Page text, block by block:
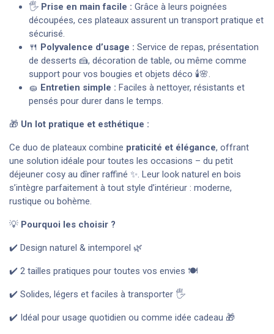
🖐️ Prise en main facile : Grâce à leurs poignées
découpées, ces plateaux assurent un transport pratique et
sécurisé.
🍴 Polyvalence d’usage : Service de repas, présentation
de desserts 🍰, décoration de table, ou même comme
support pour vos bougies et objets déco 🕯️🌸.
🧽 Entretien simple : Faciles à nettoyer, résistants et
pensés pour durer dans le temps.
🎁 Un lot pratique et esthétique :
Ce duo de plateaux combine praticité et élégance, offrant
une solution idéale pour toutes les occasions – du petit
déjeuner cosy au dîner raffiné ✨. Leur look naturel en bois
s’intègre parfaitement à tout style d’intérieur : moderne,
rustique ou bohème.
💡 Pourquoi les choisir ?
✔️ Design naturel & intemporel 🌿
✔️ 2 tailles pratiques pour toutes vos envies 🍽️
✔️ Solides, légers et faciles à transporter 🖐️
✔️ Idéal pour usage quotidien ou comme idée cadeau 🎁